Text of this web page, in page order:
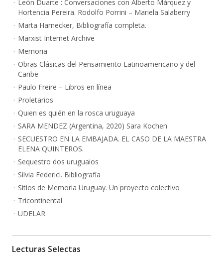
León Duarte : Conversaciones con Alberto Márquez y
Hortencia Pereira. Rodolfo Porrini – Mariela Salaberry
Marta Harnecker, Bibliografía completa.
Marxist Internet Archive
Memoria
Obras Clásicas del Pensamiento Latinoamericano y del
Caribe
Paulo Freire – Libros en línea
Proletarios
Quien es quién en la rosca uruguaya
SARA MENDEZ (Argentina, 2020) Sara Kochen
SECUESTRO EN LA EMBAJADA. EL CASO DE LA MAESTRA
ELENA QUINTEROS.
Sequestro dos uruguaios
Silvia Federici. Bibliografía
Sitios de Memoria Uruguay. Un proyecto colectivo
Tricontinental
UDELAR
Lecturas Selectas